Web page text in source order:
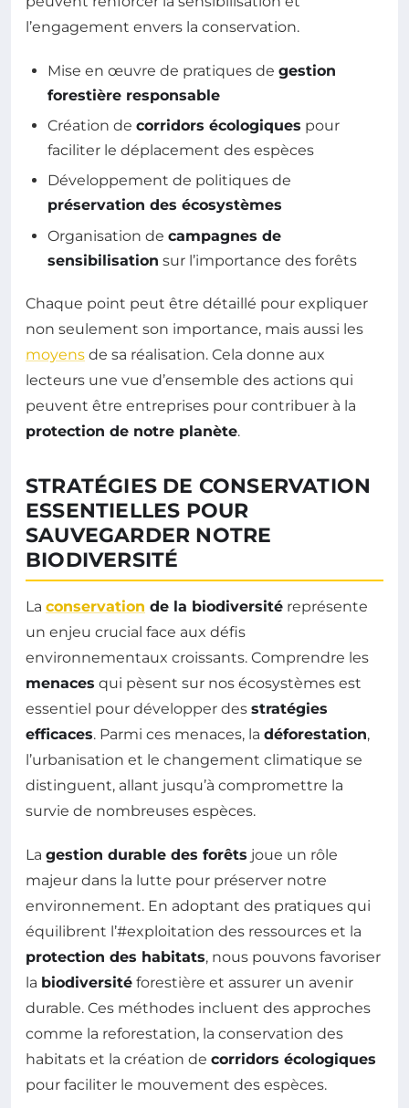
l’engagement envers la conservation.
Mise en œuvre de pratiques de gestion
forestière responsable
Création de corridors écologiques pour
faciliter le déplacement des espèces
Développement de politiques de
préservation des écosystèmes
Organisation de campagnes de
sensibilisation sur l’importance des forêts
Chaque point peut être détaillé pour expliquer
non seulement son importance, mais aussi les
moyens de sa réalisation. Cela donne aux
lecteurs une vue d’ensemble des actions qui
peuvent être entreprises pour contribuer à la
protection de notre planète.
STRATÉGIES DE CONSERVATION
ESSENTIELLES POUR
SAUVEGARDER NOTRE
BIODIVERSITÉ
La conservation de la biodiversité représente
un enjeu crucial face aux défis
environnementaux croissants. Comprendre les
menaces qui pèsent sur nos écosystèmes est
essentiel pour développer des stratégies
efficaces. Parmi ces menaces, la déforestation,
l’urbanisation et le changement climatique se
distinguent, allant jusqu’à compromettre la
survie de nombreuses espèces.
La gestion durable des forêts joue un rôle
majeur dans la lutte pour préserver notre
environnement. En adoptant des pratiques qui
équilibrent l’#exploitation des ressources et la
protection des habitats, nous pouvons favoriser
la biodiversité forestière et assurer un avenir
durable. Ces méthodes incluent des approches
comme la reforestation, la conservation des
habitats et la création de corridors écologiques
pour faciliter le mouvement des espèces.